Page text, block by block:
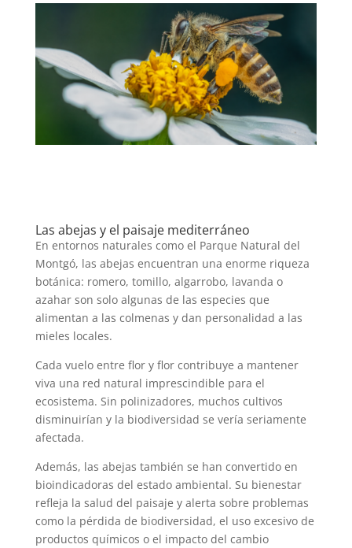
Las abejas y el paisaje mediterráneo
En entornos naturales como el Parque Natural del
Montgó, las abejas encuentran una enorme riqueza
botánica: romero, tomillo, algarrobo, lavanda o
azahar son solo algunas de las especies que
alimentan a las colmenas y dan personalidad a las
mieles locales.
Cada vuelo entre flor y flor contribuye a mantener
viva una red natural imprescindible para el
ecosistema. Sin polinizadores, muchos cultivos
disminuirían y la biodiversidad se vería seriamente
afectada.
Además, las abejas también se han convertido en
bioindicadoras del estado ambiental. Su bienestar
refleja la salud del paisaje y alerta sobre problemas
como la pérdida de biodiversidad, el uso excesivo de
productos químicos o el impacto del cambio